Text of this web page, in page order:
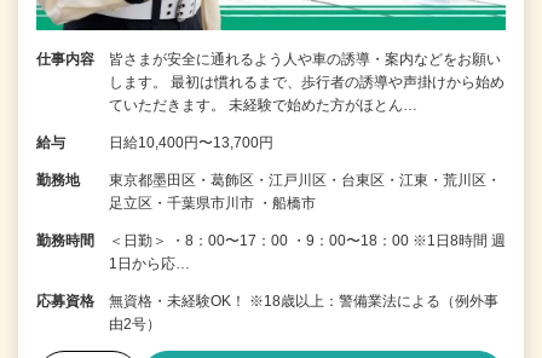
仕事内容
皆さまが安全に通れるよう人や車の誘導・案内などをお願い
します。 最初は慣れるまで、歩行者の誘導や声掛けから始め
ていただきます。 未経験で始めた方がほとん…
給与 日給10,400円〜13,700円
勤務地
東京都墨田区・葛飾区・江戸川区・台東区・江東・荒川区・
足立区・千葉県市川市 ・船橋市
勤務時間
＜日勤＞ ・8：00〜17：00 ・9：00〜18：00 ※1日8時間 週
1日から応…
応募資格
無資格・未経験OK！ ※18歳以上：警備業法による（例外事
由2号）